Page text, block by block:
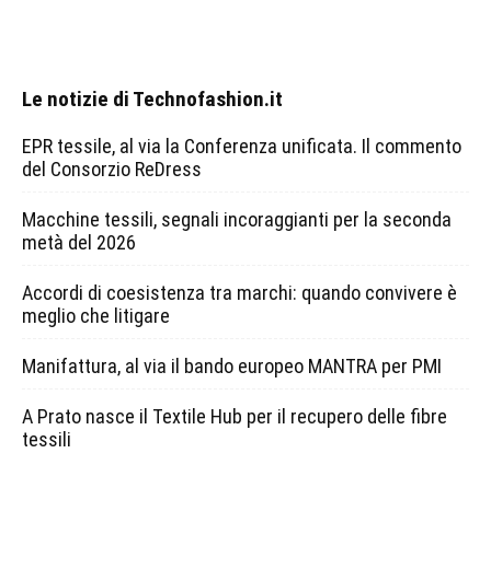
Le notizie di Technofashion.it
EPR tessile, al via la Conferenza unificata. Il commento
del Consorzio ReDress
Macchine tessili, segnali incoraggianti per la seconda
metà del 2026
Accordi di coesistenza tra marchi: quando convivere è
meglio che litigare
Manifattura, al via il bando europeo MANTRA per PMI
A Prato nasce il Textile Hub per il recupero delle fibre
tessili